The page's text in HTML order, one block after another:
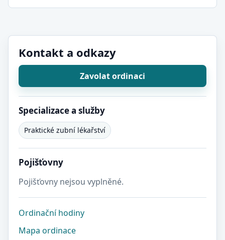
Kontakt a odkazy
Zavolat ordinaci
Specializace a služby
Praktické zubní lékařství
Pojišťovny
Pojišťovny nejsou vyplněné.
Ordinační hodiny
Mapa ordinace